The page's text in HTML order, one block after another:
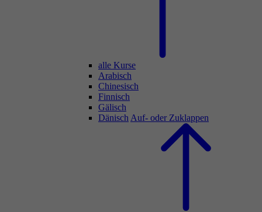
alle Kurse
Arabisch
Chinesisch
Finnisch
Gälisch
Dänisch Auf- oder Zuklappen